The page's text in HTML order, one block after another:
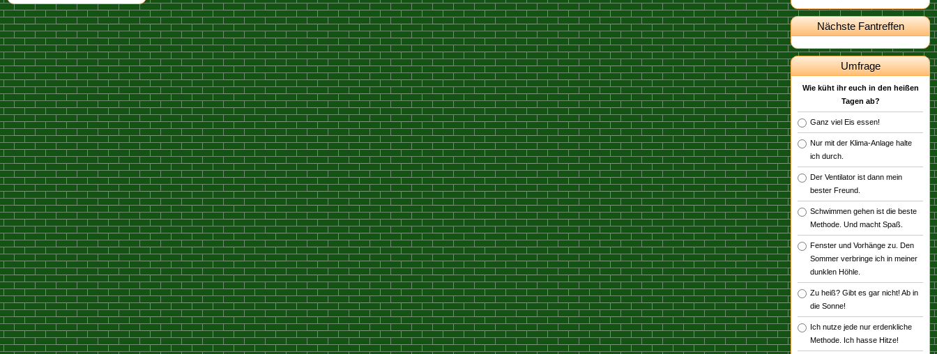
Nächste Fantreffen
Umfrage
Wie küht ihr euch in den heißen
Tagen ab?
Ganz viel Eis essen!
Nur mit der Klima-Anlage halte
ich durch.
Der Ventilator ist dann mein
bester Freund.
Schwimmen gehen ist die beste
Methode. Und macht Spaß.
Fenster und Vorhänge zu. Den
Sommer verbringe ich in meiner
dunklen Höhle.
Zu heiß? Gibt es gar nicht! Ab in
die Sonne!
Ich nutze jede nur erdenkliche
Methode. Ich hasse Hitze!